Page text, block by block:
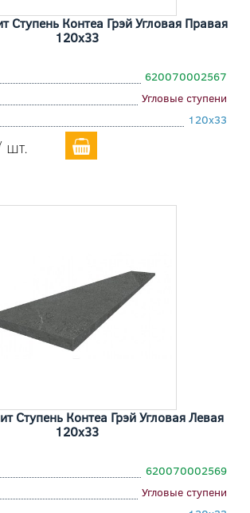
Ступень Контеа Грэй Угловая Правая
120x33
620070002567
Угловые ступени
120x33
шт.
Ступень Контеа Грэй Угловая Левая
120x33
620070002569
Угловые ступени